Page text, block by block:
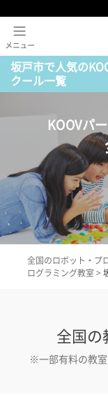
坂戸市で人気の
クール一覧
KOOVパ
全国のロボット・プ
ログラミング教室 >
全国の
※一部有料の教室